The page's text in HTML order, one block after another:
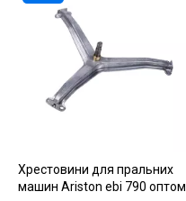
Хрестовини для пральних
машин Ariston ebi 790 оптом